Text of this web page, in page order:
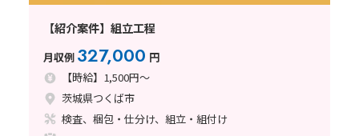
【紹介案件】組立工程
月収例 327,000 円
【時給】1,500円～
茨城県つくば市
検査、梱包・仕分け、組立・組付け